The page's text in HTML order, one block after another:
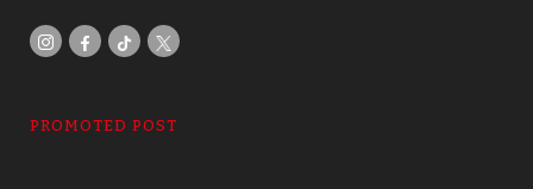
PROMOTED POST